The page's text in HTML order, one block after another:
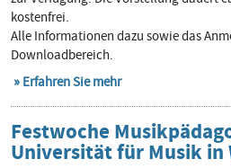
kostenfrei.
Alle Informationen dazu sowie das
Downloadbereich.
Erfahren Sie mehr
Festwoche
Universität für Musik in